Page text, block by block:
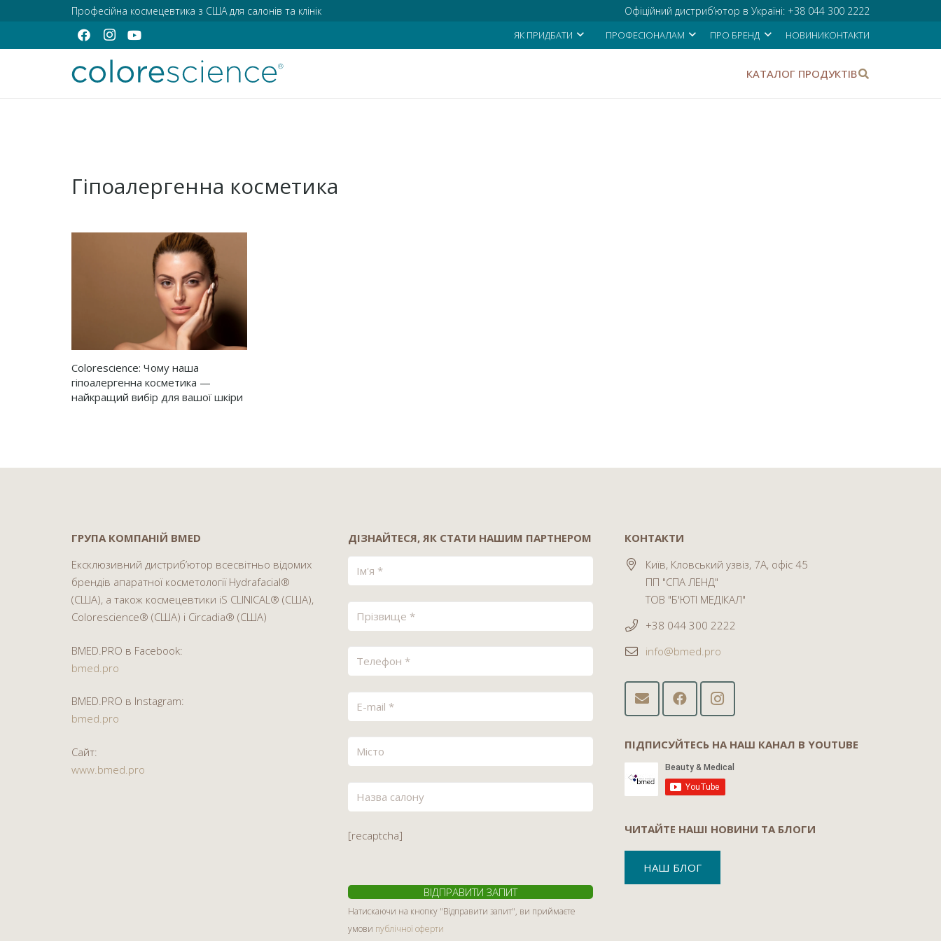
ЯК ПРИДБАТИ ПРОФЕСІОНАЛАМ ПРО БРЕНД НОВИНИКОНТАКТИ
КАТАЛОГ ПРОДУКТІВ
Професійна космецевтика з США для салонів та клінік Офіційний дистриб’ютор в Україні: +38 044 300 2222
Гіпоалергенна косметика
Colorescience: Чому наша
гіпоалергенна косметика —
найкращий вибір для вашої шкіри
ГРУПА КОМПАНІЙ BMED
Ексклюзивний дистриб’ютор всесвітньо відомих
брендів апаратної косметології Hydrafacial®
(США), а також космецевтики iS CLINICAL® (США),
Colorescience® (США) і Circadia® (США)
BMED.PRO в Facebook:
bmed.pro
BMED.PRO в Instagram:
bmed.pro
Сайт:
www.bmed.pro
ДІЗНАЙТЕСЯ, ЯК СТАТИ НАШИМ ПАРТНЕРОМ
[recaptcha]
Натискаючи на кнопку "Відправити запит", ви приймаєте
умови публічної оферти
КОНТАКТИ
Київ, Кловський узвіз, 7А, офіс 45
ПП "СПА ЛЕНД"
ТОВ "Б'ЮТІ МЕДІКАЛ"
+38 044 300 2222
info@bmed.pro
ПІДПИСУЙТЕСЬ НА НАШ КАНАЛ В YOUTUBE
ЧИТАЙТЕ НАШІ НОВИНИ ТА БЛОГИ
НАШ БЛОГ